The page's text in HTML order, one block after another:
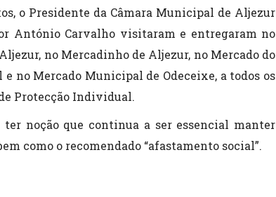
o Presidente da Câmara Municipal de Aljezur
António Carvalho visitaram e entregaram no
no Mercadinho de Aljezur, no Mercado do
no Mercado Municipal de Odeceixe, a todos os
Protecção Individual.
ter noção que continua a ser essencial manter
como o recomendado “afastamento social”.